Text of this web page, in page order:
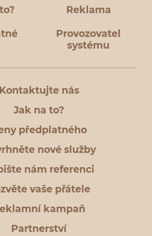
Reklama
Provozovatel
systému
Kontaktujte nás
Jak na to?
předplatného
nové služby
nám referenci
vaše přátele
kampaň
Partnerství